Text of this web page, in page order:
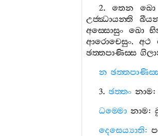
2. තෙන ඛො
උජ‍්ඣායන‍්ති
අස‍්සොසුං ඛො
ආරොචෙසුං.අථ
ඡත‍්තපාණිස‍්ස
න
3. ඡත‍්තං නාම:
ධම‍්මො නාම:
දෙසෙය්‍යාති: